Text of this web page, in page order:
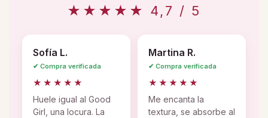
★★★★★ 4,7 / 5
Sofía L.
✔ Compra verificada
★★★★★
Huele igual al Good
Girl, una locura. La
Martina R.
✔ Compra verificada
★★★★★
Me encanta la
textura, se absorbe al